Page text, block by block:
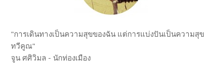
"การเดินทางเป็นความสุขของฉัน แต่การแบ่งปันเป็นความสุข
ทวีคูณ"
จูน ศศิวิมล - นักท่องเมือง